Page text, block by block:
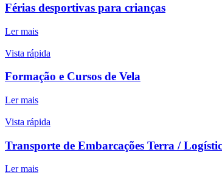
Férias desportivas para crianças
Ler mais
Vista rápida
Formação e Cursos de Vela
Ler mais
Vista rápida
Transporte de Embarcações Terra /
Ler mais